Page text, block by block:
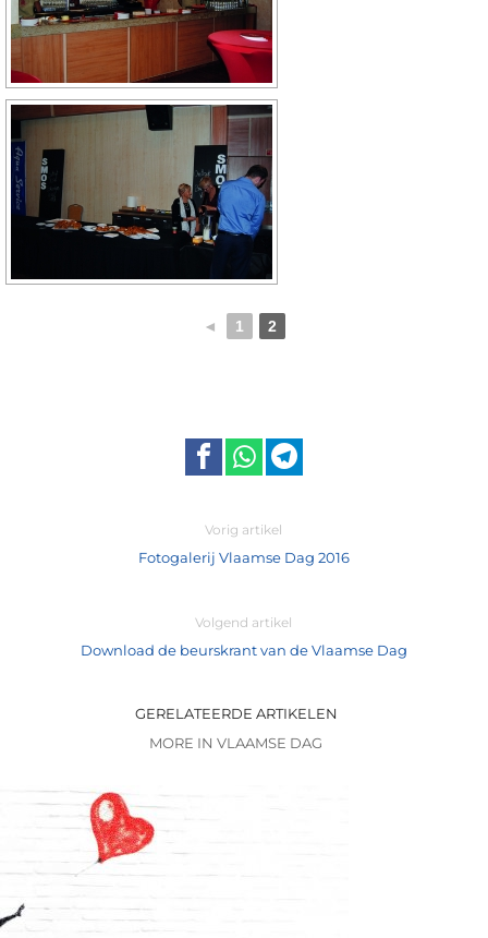
◄ 1 2
Vorig artikel
Fotogalerij Vlaamse Dag 2016
Volgend artikel
Download de beurskrant van de Vlaamse Dag
GERELATEERDE ARTIKELEN
MORE IN VLAAMSE DAG